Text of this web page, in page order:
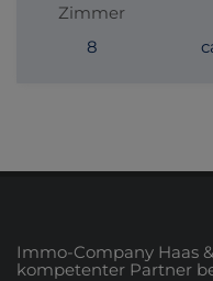
Zimmer
8
Immo-Company Haas
kompetenter Partner